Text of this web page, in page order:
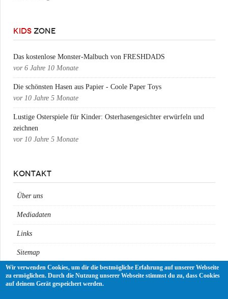
KIDS ZONE
Das kostenlose Monster-Malbuch von FRESHDADS
vor 6 Jahre 10 Monate
Die schönsten Hasen aus Papier - Coole Paper Toys
vor 10 Jahre 5 Monate
Lustige Osterspiele für Kinder: Osterhasengesichter erwürfeln und
zeichnen
vor 10 Jahre 5 Monate
KONTAKT
Über uns
Mediadaten
Links
Sitemap
Impressum
Wir verwenden Cookies, um dir die bestmögliche Erfahrung auf unserer Webseite
zu ermöglichen. Durch die Nutzung unserer Webseite stimmst du zu, dass Cookies
auf deinem Gerät gespeichert werden.